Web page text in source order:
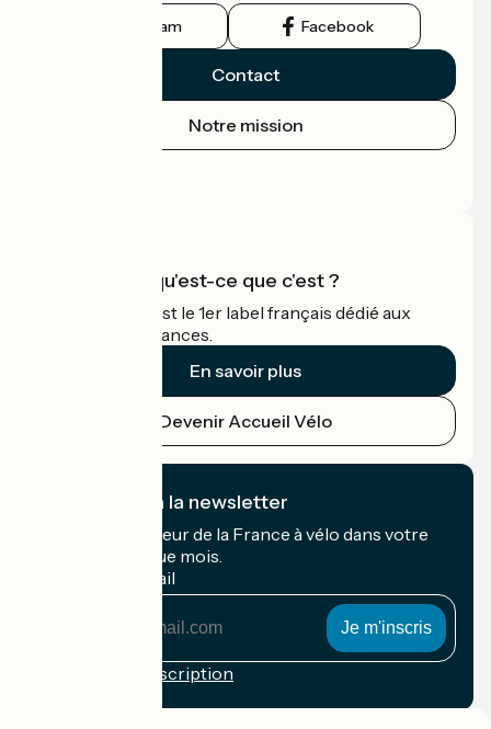
Instagram Facebook
Contact
Notre mission
Accueil Vélo qu'est-ce que c'est ?
Accueil Vélo c'est le 1er label français dédié aux
cyclistes en vacances.
En savoir plus
Devenir Accueil Vélo
Je m'abonne à la newsletter
Recevez le meilleur de la France à vélo dans votre
boîte mail chaque mois.
Mon adresse mail
Conditions d'inscription